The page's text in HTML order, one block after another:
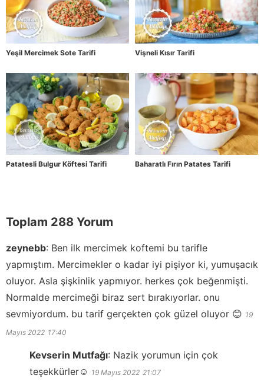
Yeşil Mercimek Sote Tarifi Vişneli Kısır Tarifi
Patatesli Bulgur Köftesi Tarifi Baharatlı Fırın Patates Tarifi
Toplam 288 Yorum
zeynebb: Ben ilk mercimek koftemi bu tarifle
yapmıştım. Mercimekler o kadar iyi pişiyor ki, yumuşacık
oluyor. Asla şişkinlik yapmıyor. herkes çok beğenmişti.
Normalde mercimeği biraz sert bırakıyorlar. onu
sevmiyordum. bu tarif gerçekten çok güzel oluyor 😊 19
Mayıs 2022 17:40
Kevserin Mutfağı: Nazik yorumun için çok
teşekkürler☺️ 19 Mayıs 2022 21:07